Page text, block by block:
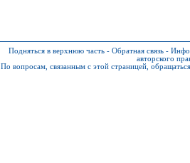
Подняться в верхнюю часть - Обратная связь -
авторского
По вопросам, связанным с этой страницей,